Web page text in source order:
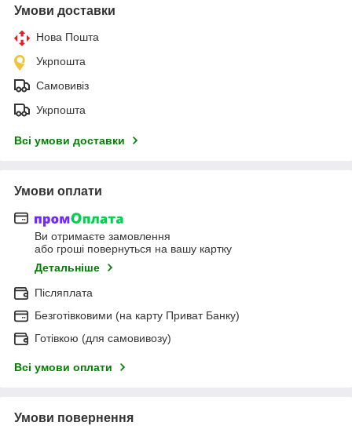
Умови доставки
Нова Пошта
Укрпошта
Самовивіз
Укрпошта
Всі умови доставки
Умови оплати
Ви отримаєте замовлення
або гроші повернуться на вашу картку
Детальніше
Післяплата
Безготівковими (на карту Приват Банку)
Готівкою (для самовивозу)
Всі умови оплати
Умови повернення